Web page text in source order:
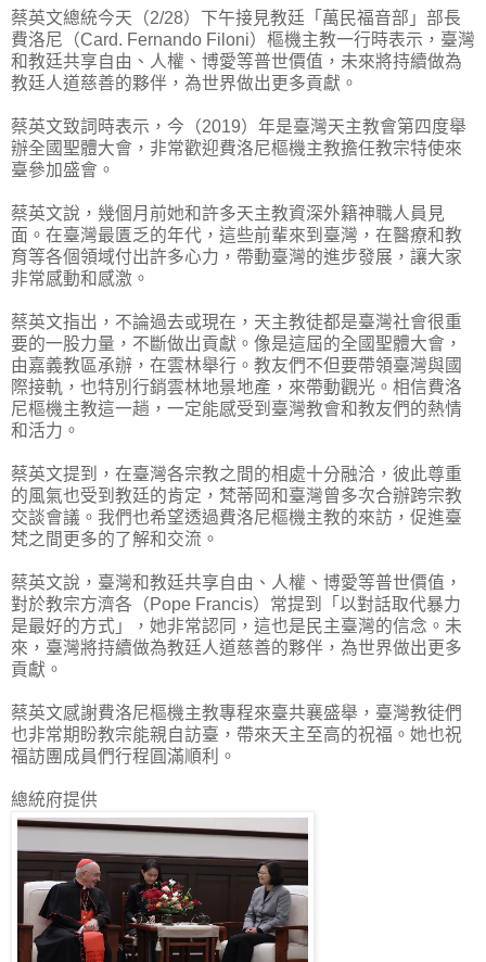
蔡英文總統今天（2/28）下午接見教廷「萬民福音部」部長
費洛尼（Card. Fernando Filoni）樞機主教一行時表示，臺灣
和教廷共享自由、人權、博愛等普世價值，未來將持續做為
教廷人道慈善的夥伴，為世界做出更多貢獻。
蔡英文致詞時表示，今（2019）年是臺灣天主教會第四度舉
辦全國聖體大會，非常歡迎費洛尼樞機主教擔任教宗特使來
臺參加盛會。
蔡英文說，幾個月前她和許多天主教資深外籍神職人員見
面。在臺灣最匱乏的年代，這些前輩來到臺灣，在醫療和教
育等各個領域付出許多心力，帶動臺灣的進步發展，讓大家
非常感動和感激。
蔡英文指出，不論過去或現在，天主教徒都是臺灣社會很重
要的一股力量，不斷做出貢獻。像是這屆的全國聖體大會，
由嘉義教區承辦，在雲林舉行。教友們不但要帶領臺灣與國
際接軌，也特別行銷雲林地景地產，來帶動觀光。相信費洛
尼樞機主教這一趟，一定能感受到臺灣教會和教友們的熱情
和活力。
蔡英文提到，在臺灣各宗教之間的相處十分融洽，彼此尊重
的風氣也受到教廷的肯定，梵蒂岡和臺灣曾多次合辦跨宗教
交談會議。我們也希望透過費洛尼樞機主教的來訪，促進臺
梵之間更多的了解和交流。
蔡英文說，臺灣和教廷共享自由、人權、博愛等普世價值，
對於教宗方濟各（Pope Francis）常提到「以對話取代暴力
是最好的方式」，她非常認同，這也是民主臺灣的信念。未
來，臺灣將持續做為教廷人道慈善的夥伴，為世界做出更多
貢獻。
蔡英文感謝費洛尼樞機主教專程來臺共襄盛舉，臺灣教徒們
也非常期盼教宗能親自訪臺，帶來天主至高的祝福。她也祝
福訪團成員們行程圓滿順利。
總統府提供